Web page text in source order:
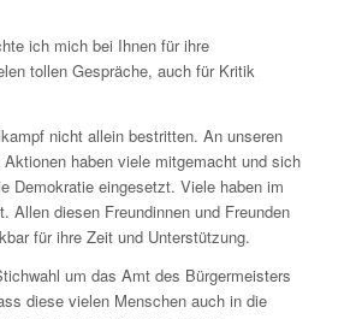
ich mich bei Ihnen für ihre
tollen Gespräche, auch für Kritik
nicht allein bestritten. An unseren
haben viele mitgemacht und sich
Demokratie eingesetzt. Viele haben im
Allen diesen Freundinnen und Freunden
für ihre Zeit und Unterstützung.
um das Amt des Bürgermeisters
diese vielen Menschen auch in die